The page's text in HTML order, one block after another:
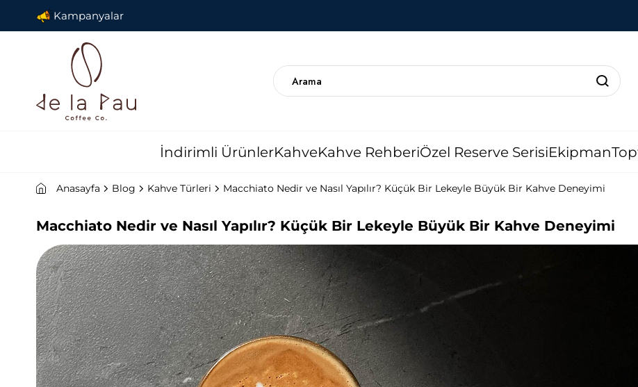
Kampanyalar
İndirimli ÜrünlerKahveKahve RehberiÖzel Reserve SerisiEkipman
Anasayfa Blog Kahve Türleri Macchiato Nedir ve Nasıl Yapılır? Küçük Bir Lekeyle Büyük Bir Kahve Deneyimi
Macchiato Nedir ve Nasıl Yapılır? Küçük Bir Lekeyle Büyük Bir Kahve Deneyimi